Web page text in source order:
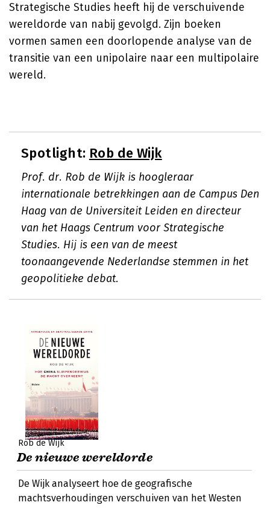
Strategische Studies heeft hij de verschuivende
wereldorde van nabij gevolgd. Zijn boeken
vormen samen een doorlopende analyse van de
transitie van een unipolaire naar een multipolaire
wereld.
Spotlight: Rob de Wijk
Prof. dr. Rob de Wijk is hoogleraar
internationale betrekkingen aan de Campus Den
Haag van de Universiteit Leiden en directeur
van het Haags Centrum voor Strategische
Studies. Hij is een van de meest
toonaangevende Nederlandse stemmen in het
geopolitieke debat.
Rob de Wijk
De nieuwe wereldorde
De Wijk analyseert hoe de geografische
machtsverhoudingen verschuiven van het Westen